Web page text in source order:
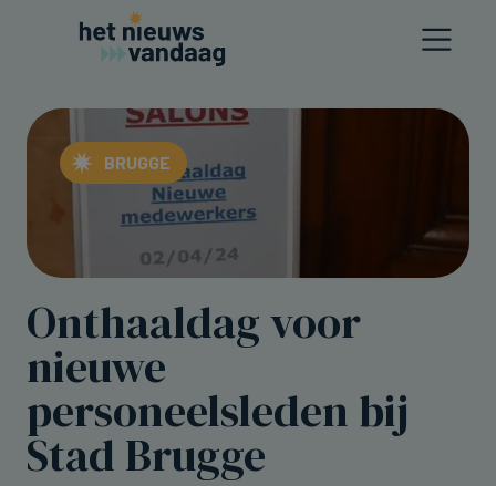
BRUGGE
Onthaaldag voor
nieuwe
personeelsleden bij
Stad Brugge